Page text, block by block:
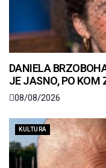
DANIELA
JE JASNO, PO KOM
08/08/2026
KULTURA